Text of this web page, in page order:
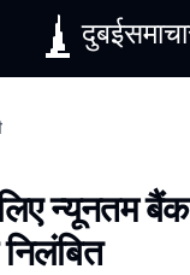
न्यूनतम